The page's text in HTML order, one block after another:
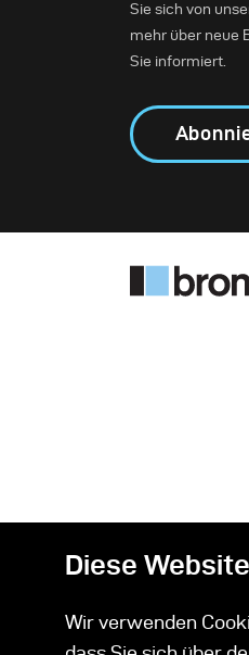
Sie sich von
mehr über neue
Sie informiert.
Diese
Wir verwenden